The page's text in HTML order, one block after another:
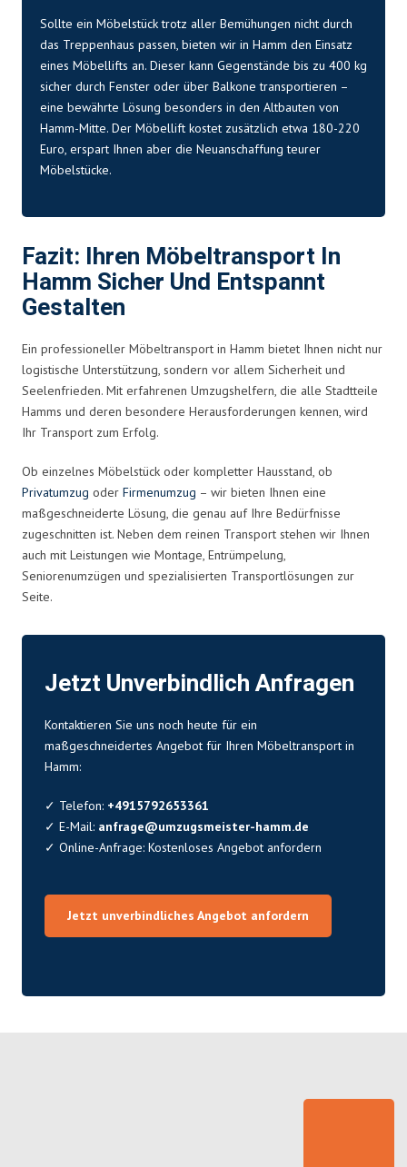
Sollte ein Möbelstück trotz aller Bemühungen nicht durch
das Treppenhaus passen, bieten wir in Hamm den Einsatz
eines Möbellifts an. Dieser kann Gegenstände bis zu 400 kg
sicher durch Fenster oder über Balkone transportieren –
eine bewährte Lösung besonders in den Altbauten von
Hamm-Mitte. Der Möbellift kostet zusätzlich etwa 180-220
Euro, erspart Ihnen aber die Neuanschaffung teurer
Möbelstücke.
Fazit: Ihren Möbeltransport In
Hamm Sicher Und Entspannt
Gestalten
Ein professioneller Möbeltransport in Hamm bietet Ihnen nicht nur
logistische Unterstützung, sondern vor allem Sicherheit und
Seelenfrieden. Mit erfahrenen Umzugshelfern, die alle Stadtteile
Hamms und deren besondere Herausforderungen kennen, wird
Ihr Transport zum Erfolg.
Ob einzelnes Möbelstück oder kompletter Hausstand, ob
Privatumzug oder Firmenumzug – wir bieten Ihnen eine
maßgeschneiderte Lösung, die genau auf Ihre Bedürfnisse
zugeschnitten ist. Neben dem reinen Transport stehen wir Ihnen
auch mit Leistungen wie Montage, Entrümpelung,
Seniorenumzügen und spezialisierten Transportlösungen zur
Seite.
Jetzt Unverbindlich Anfragen
Kontaktieren Sie uns noch heute für ein
maßgeschneidertes Angebot für Ihren Möbeltransport in
Hamm:
✓ Telefon: +4915792653361
✓ E-Mail: anfrage@umzugsmeister-hamm.de
✓ Online-Anfrage: Kostenloses Angebot anfordern
Jetzt unverbindliches Angebot anfordern